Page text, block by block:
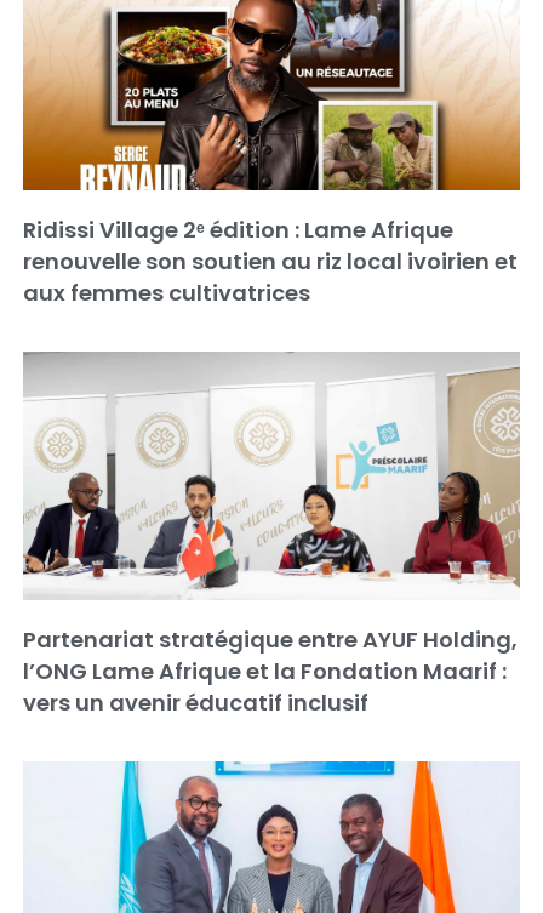
Ridissi Village 2ᵉ édition : Lame Afrique
renouvelle son soutien au riz local ivoirien et
aux femmes cultivatrices
Partenariat stratégique entre AYUF Holding,
l’ONG Lame Afrique et la Fondation Maarif :
vers un avenir éducatif inclusif